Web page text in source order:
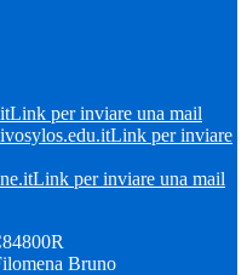
Link per inviare una mail
Link per inviare
Link per inviare una mail
Bruno